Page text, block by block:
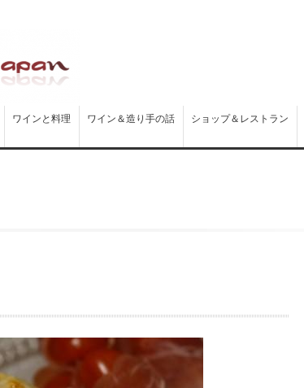
ワインと料理 ワイン＆造り手の話 ショップ＆レストラン